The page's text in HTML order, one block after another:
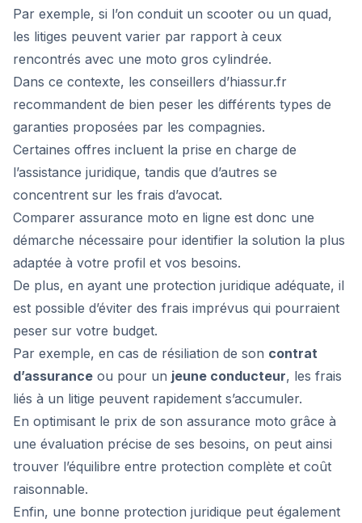
Par exemple, si l’on conduit un scooter ou un quad,
les litiges peuvent varier par rapport à ceux
rencontrés avec une moto gros cylindrée.
Dans ce contexte, les conseillers d’hiassur.fr
recommandent de bien peser les différents types de
garanties proposées par les compagnies.
Certaines offres incluent la prise en charge de
l’assistance juridique, tandis que d’autres se
concentrent sur les frais d’avocat.
Comparer assurance moto en ligne est donc une
démarche nécessaire pour identifier la solution la plus
adaptée à votre profil et vos besoins.
De plus, en ayant une protection juridique adéquate, il
est possible d’éviter des frais imprévus qui pourraient
peser sur votre budget.
Par exemple, en cas de résiliation de son contrat
d’assurance ou pour un jeune conducteur, les frais
liés à un litige peuvent rapidement s’accumuler.
En optimisant le prix de son assurance moto grâce à
une évaluation précise de ses besoins, on peut ainsi
trouver l’équilibre entre protection complète et coût
raisonnable.
Enfin, une bonne protection juridique peut également